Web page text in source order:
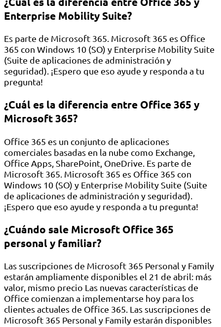
Enterprise Mobility Suite?
Es parte de Microsoft 365. Microsoft 365 es Office
365 con Windows 10 (SO) y Enterprise Mobility Suite
(Suite de aplicaciones de administración y
seguridad). ¡Espero que eso ayude y responda a tu
pregunta!
¿Cuál es la diferencia entre Office 365 y
Microsoft 365?
Office 365 es un conjunto de aplicaciones
comerciales basadas en la nube como Exchange,
Office Apps, SharePoint, OneDrive. Es parte de
Microsoft 365. Microsoft 365 es Office 365 con
Windows 10 (SO) y Enterprise Mobility Suite (Suite
de aplicaciones de administración y seguridad).
¡Espero que eso ayude y responda a tu pregunta!
¿Cuándo sale Microsoft Office 365
personal y familiar?
Las suscripciones de Microsoft 365 Personal y Family
estarán ampliamente disponibles el 21 de abril: más
valor, mismo precio Las nuevas características de
Office comienzan a implementarse hoy para los
clientes actuales de Office 365. Las suscripciones de
Microsoft 365 Personal y Family estarán disponibles